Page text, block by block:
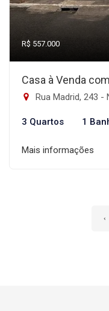
R$ 557.000
Casa à Venda
Rua Madrid, 243 -
3 Quartos 1
Mais informações
‹